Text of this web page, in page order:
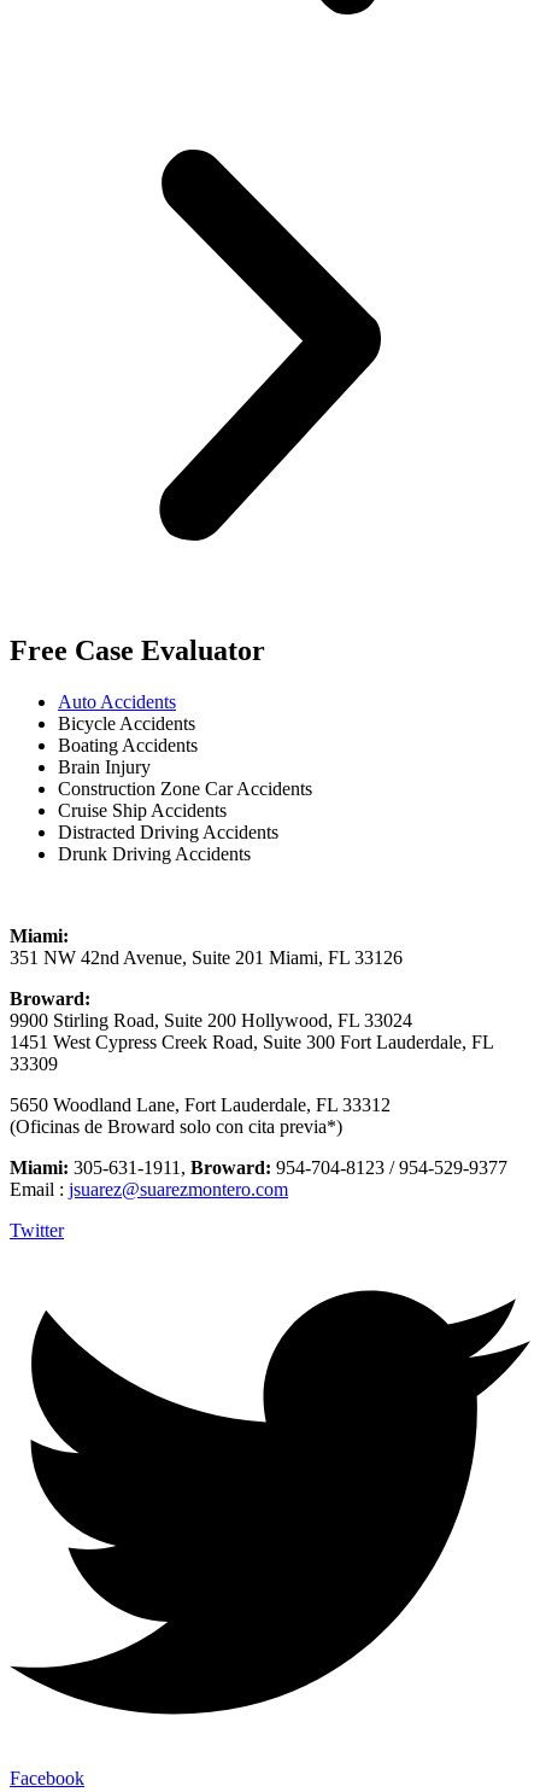
Free Case Evaluator
Auto Accidents
Bicycle Accidents
Boating Accidents
Brain Injury
Construction Zone Car Accidents
Cruise Ship Accidents
Distracted Driving Accidents
Drunk Driving Accidents
Miami:
351 NW 42nd Avenue, Suite 201 Miami, FL 33126
Broward:
9900 Stirling Road, Suite 200 Hollywood, FL 33024
1451 West Cypress Creek Road, Suite 300 Fort Lauderdale, FL
33309
5650 Woodland Lane, Fort Lauderdale, FL 33312
(Oficinas de Broward solo con cita previa*)
Miami: 305-631-1911, Broward: 954-704-8123 / 954-529-9377
Email : jsuarez@suarezmontero.com
Twitter
Facebook